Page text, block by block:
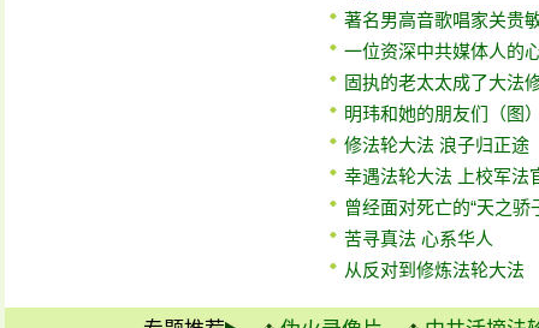
著名男高音歌唱家关贵
一位资深中共媒体人的
固执的老太太成了大法
明玮和她的朋友们（图
修法轮大法 浪子归正途
幸遇法轮大法 上校军法
曾经面对死亡的“天之骄
苦寻真法 心系华人
从反对到修炼法轮大法